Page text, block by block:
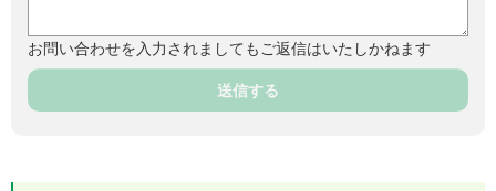
お問い合わせを入力されましてもご返信はいたしかねます
送信する